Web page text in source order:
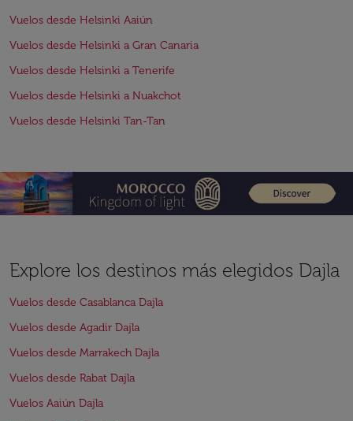
Vuelos desde Helsinki Aaiún
Vuelos desde Helsinki a Gran Canaria
Vuelos desde Helsinki a Tenerife
Vuelos desde Helsinki a Nuakchot
Vuelos desde Helsinki Tan-Tan
Explore los destinos más elegidos Dajla
Vuelos desde Casablanca Dajla
Vuelos desde Agadir Dajla
Vuelos desde Marrakech Dajla
Vuelos desde Rabat Dajla
Vuelos Aaiún Dajla